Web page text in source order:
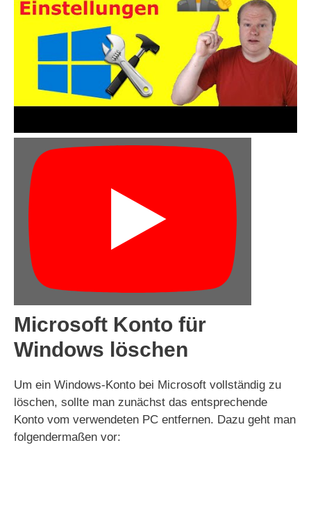
Microsoft Konto für
Windows löschen
Um ein Windows-Konto bei Microsoft vollständig zu
löschen, sollte man zunächst das entsprechende
Konto vom verwendeten PC entfernen. Dazu geht man
folgendermaßen vor: